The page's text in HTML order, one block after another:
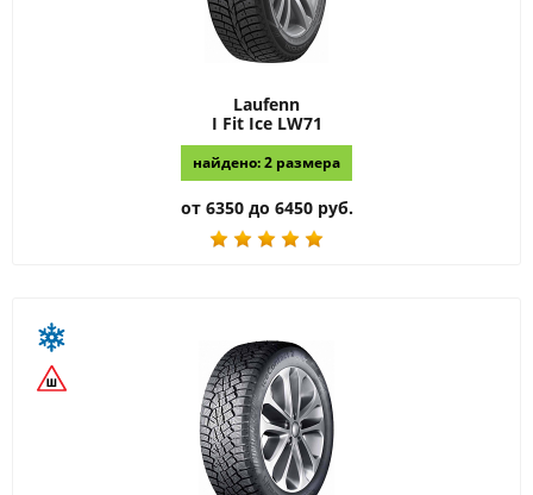
Laufenn
I Fit Ice LW71
найдено: 2 размера
от 6350 до 6450 руб.